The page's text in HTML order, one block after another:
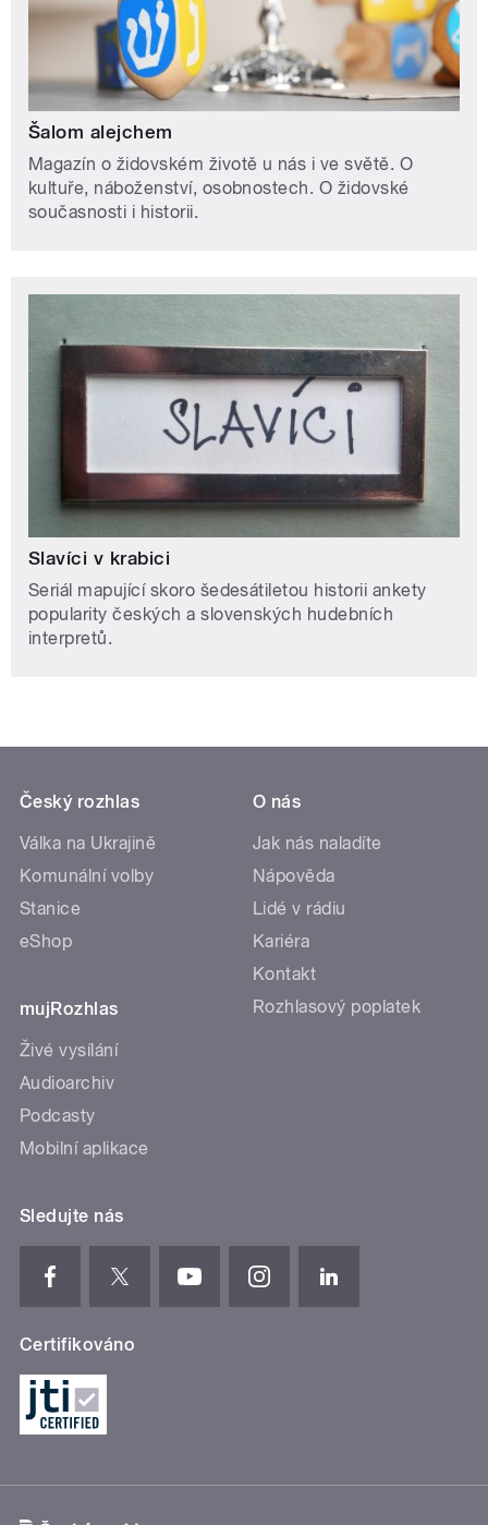
Šalom alejchem
Magazín o židovském životě u nás i ve světě. O
kultuře, náboženství, osobnostech. O židovské
současnosti i historii.
Slavíci v krabici
Seriál mapující skoro šedesátiletou historii ankety
popularity českých a slovenských hudebních
interpretů.
Český rozhlas
Válka na Ukrajině
Komunální volby
Stanice
eShop
mujRozhlas
Živé vysílání
Audioarchiv
Podcasty
Mobilní aplikace
O nás
Jak nás naladíte
Nápověda
Lidé v rádiu
Kariéra
Kontakt
Rozhlasový poplatek
Sledujte nás
Certifikováno